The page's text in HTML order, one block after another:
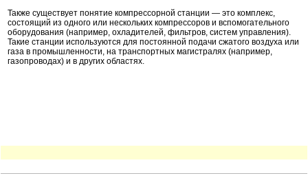
Также существует понятие компрессорной станции — это комплекс,
состоящий из одного или нескольких компрессоров и вспомогательного
оборудования (например, охладителей, фильтров, систем управления).
Такие станции используются для постоянной подачи сжатого воздуха или
газа в промышленности, на транспортных магистралях (например,
газопроводах) и в других областях.